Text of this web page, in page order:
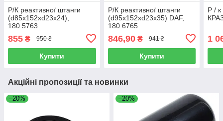
Р/К реактивної штанги
(d85x152xd23x24),
180.5763
855 ₴ 950 ₴
Купити
Р/К реактивної штанги
(d95x152xd23x35) DAF,
180.6765
846,90₴ 941 ₴
Купити
Р / к
1
Акційні пропозиції та новинки
–20% –20%